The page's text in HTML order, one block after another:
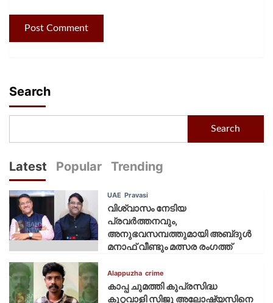
Search
Search
Latest Popular Trending
UAE Pravasi
വിശ്വാസം നേടിയ
പ്രവർത്തനവും,
അനുഭവസമ്പത്തുമായി അബ്‌ദുൾ
മനാഫ് വീണ്ടും മത്സര രംഗത്ത്
Alappuzha crime
കാപ്പ ചുമത്തി കുപ്രസിദ്ധ
കുറ്റവാളി സിജു അലോഷ്യസിനെ